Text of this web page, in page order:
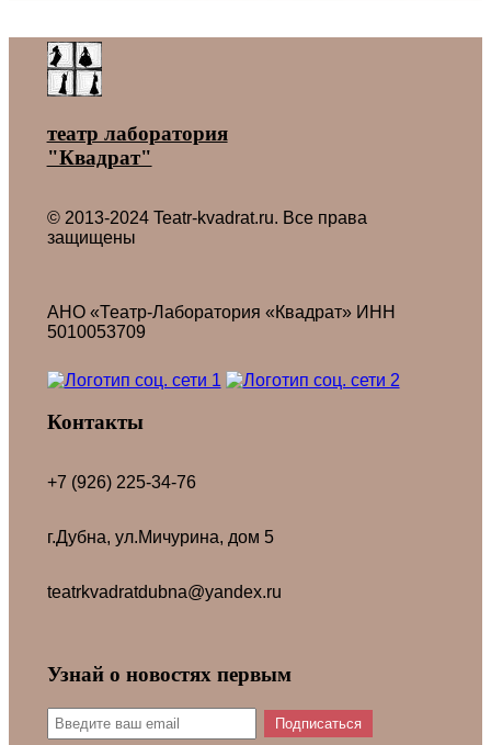
театр лаборатория
"Квадрат"
© 2013-2024 Teatr-kvadrat.ru. Все права
защищены
АНО «Театр-Лаборатория «Квадрат» ИНН
5010053709
Контакты
+7 (926) 225-34-76
г.Дубна, ул.Мичурина, дом 5
teatrkvadratdubna@yandex.ru
Узнай о новостях первым
Подписаться